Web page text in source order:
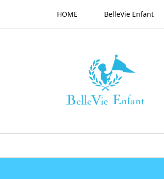
HOME BelleVie Enfant